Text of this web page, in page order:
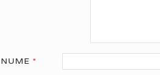
NUME *